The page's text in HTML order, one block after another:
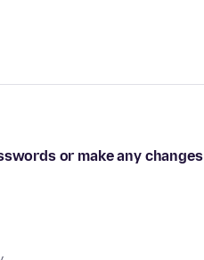
or make any changes